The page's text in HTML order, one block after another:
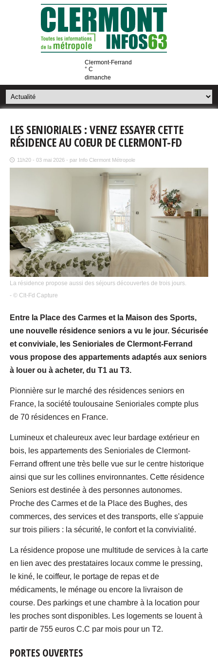
Clermont-Ferrand
° C
dimanche
LES SENIORIALES : VENEZ ESSAYER CETTE
RÉSIDENCE AU COEUR DE CLERMONT-FD
11h20 - 03 mai 2026 - par Info Clermont Métropole
La résidence propose aussi des séjours découvertes de trois jours.
- © Clt-Fd Capture
Entre la Place des Carmes et la Maison des Sports,
une nouvelle résidence seniors a vu le jour. Sécurisée
et conviviale, les Senioriales de Clermont-Ferrand
vous propose des appartements adaptés aux seniors
à louer ou à acheter, du T1 au T3.
Pionnière sur le marché des résidences seniors en
France, la société toulousaine Senioriales compte plus
de 70 résidences en France.
Lumineux et chaleureux avec leur bardage extérieur en
bois, les appartements des Senioriales de Clermont-
Ferrand offrent une très belle vue sur le centre historique
ainsi que sur les collines environnantes. Cette résidence
Seniors est destinée à des personnes autonomes.
Proche des Carmes et de la Place des Bughes, des
commerces, des services et des transports, elle s'appuie
sur trois piliers : la sécurité, le confort et la convivialité.
La résidence propose une multitude de services à la carte
en lien avec des prestataires locaux comme le pressing,
le kiné, le coiffeur, le portage de repas et de
médicaments, le ménage ou encore la livraison de
course. Des parkings et une chambre à la location pour
les proches sont disponibles. Les logements se louent à
partir de 755 euros C.C par mois pour un T2.
PORTES OUVERTES